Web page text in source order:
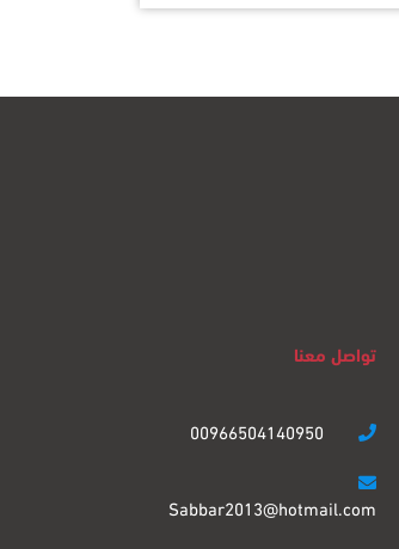
تواصل معنا
Sabbar2013@hotmail.com